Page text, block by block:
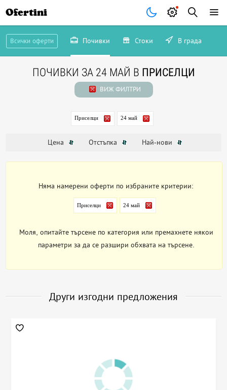
Ofertini
Всички оферти Почивки Стоки В града
ПОЧИВКИ ЗА 24 МАЙ В ПРИСЕЛЦИ
ВИЖ ФИЛТРИ
Приселци 24 май
Цена Отстъпка Най-нови
Няма намерени оферти по избраните критерии:
Приселци 24 май
Моля, опитайте търсене по категория или премахнете някои
параметри за да се разшири обхвата на търсене.
Други изгодни предложения